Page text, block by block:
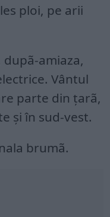
ploi, pe arii
amiaza,
Vântul
parte din ţarã,
şi în sud-vest.
brumã.